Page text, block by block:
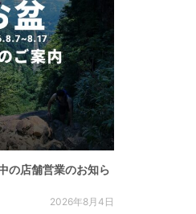
の店舗営業のお知ら
2026年8月4日